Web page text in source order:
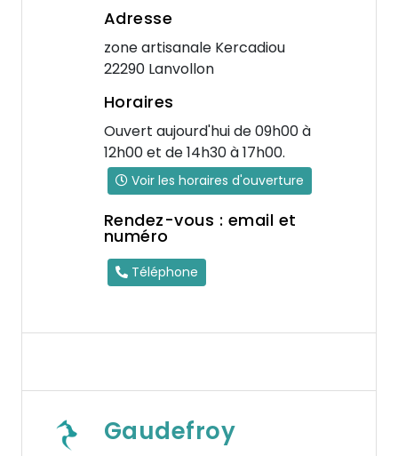
Adresse
zone artisanale Kercadiou
22290 Lanvollon
Horaires
Ouvert aujourd'hui de 09h00 à
12h00 et de 14h30 à 17h00.
Voir les horaires d'ouverture
Rendez-vous : email et
numéro
Téléphone
Gaudefroy